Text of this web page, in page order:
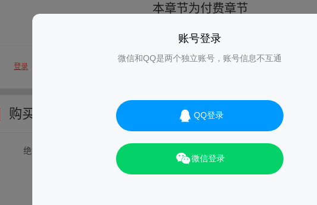
账号登录
微信和QQ是两个独立账号，账号信息不互通
QQ登录
微信登录